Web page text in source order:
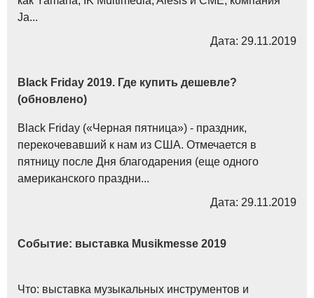
Ja...
Дата: 29.11.2019
Black Friday 2019. Где купить дешевле?
(обновлено)
Black Friday («Черная пятница») - праздник,
перекочевавший к нам из США. Отмечается в
пятницу после Дня благодарения (еще одного
американского праздни...
Дата: 29.11.2019
Событие: выставка Musikmesse 2019
Что: выставка музыкальных инструментов и